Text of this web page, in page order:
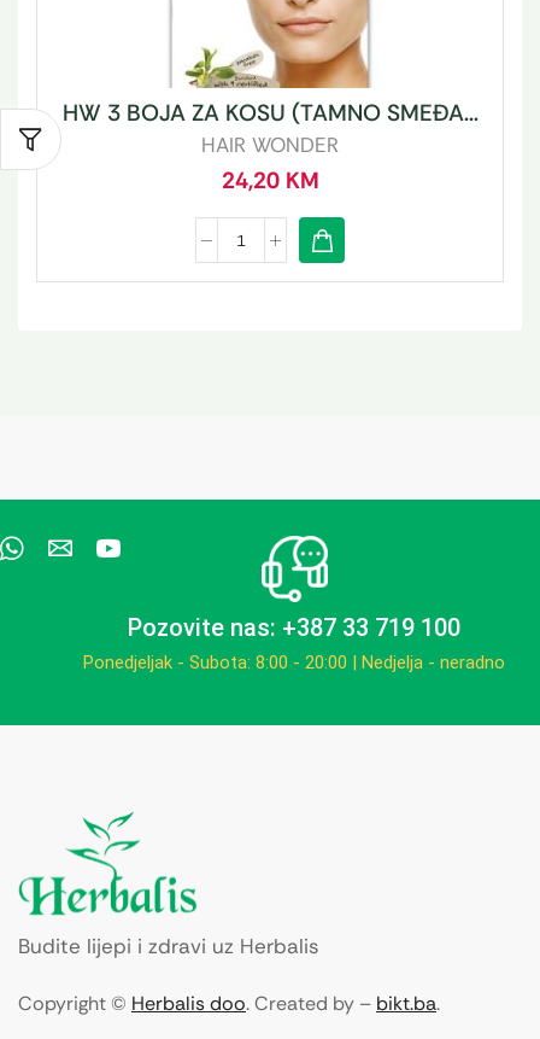
HW 3 BOJA ZA KOSU (TAMNO SMEĐA...
HAIR WONDER
24,20 KM
Pozovite nas: +387 33 719 100
Ponedjeljak - Subota: 8:00 - 20:00 | Nedjelja - neradno
Budite lijepi i zdravi uz Herbalis
Copyright © Herbalis doo. Created by – bikt.ba.